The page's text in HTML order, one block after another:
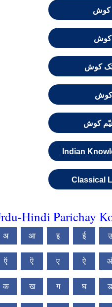
کوش
کوش
کوش
کوش
کوش
Indian
Classical
Hindi Parichay
अ आ इ ई उ
ऍ ऎ ए ऐ
क ख ग घ